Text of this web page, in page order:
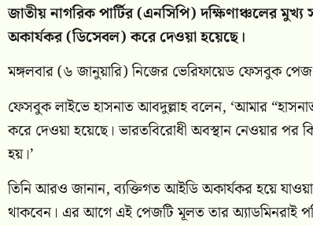
জাতীয় নাগরিক পার্টির (এনসিপি) দক্ষিণাঞ্চলের
অকার্যকর (ডিসেবল) করে দেওয়া হয়েছে।
মঙ্গলবার (৬ জানুয়ারি) নিজের ভেরিফায়েড ফেসবুক
ফেসবুক লাইভে হাসনাত আবদুল্লাহ বলেন, ‘আমার
করে দেওয়া হয়েছে। ভারতবিরোধী অবস্থান নেওয়ার পর
হয়।’
তিনি আরও জানান, ব্যক্তিগত আইডি অকার্যকর হয়ে
থাকবেন। এর আগে এই পেজটি মূলত তার অ্যাডমিনরাই